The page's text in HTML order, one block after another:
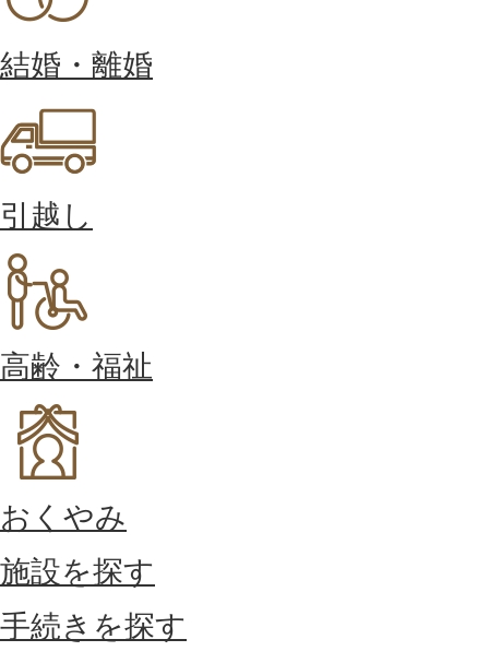
結婚・離婚
引越し
高齢・福祉
おくやみ
施設を探す
手続きを探す